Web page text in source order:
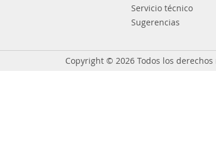
Servicio técnico
Sugerencias
Copyright © 2026 Todos los